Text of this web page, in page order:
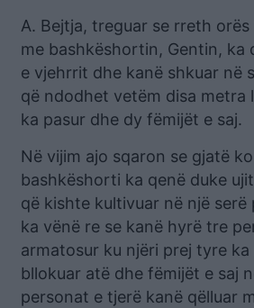
A. Bejtja, treguar se rreth orës
me bashkëshortin, Gentin, ka
e vjehrrit dhe kanë shkuar në
që ndodhet vetëm disa metra
ka pasur dhe dy fëmijët e saj.
Në vijim ajo sqaron se gjatë
bashkëshorti ka qenë duke
që kishte kultivuar në një serë
ka vënë re se kanë hyrë tre
armatosur ku njëri prej tyre
bllokuar atë dhe fëmijët e saj
personat e tjerë kanë qëlluar